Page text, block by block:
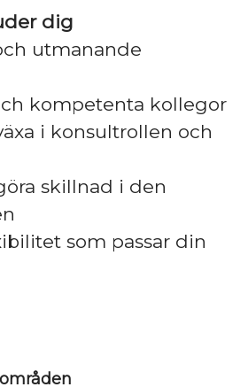
dig
utmanande
kompetenta kollegor
i konsultrollen och
skillnad i den
som passar din